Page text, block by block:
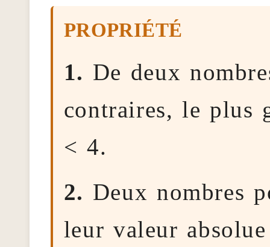
1. De deux
contraires, le plus
< 4.
2. Deux nombres
leur valeur